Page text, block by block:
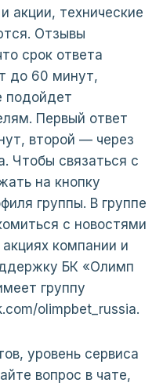
акции, технические
Отзывы
срок ответа
до 60 минут,
подойдет
Первый ответ
второй — через
Чтобы связаться с
на кнопку
группы. В группе
с новостями
компании и
БК «Олимп
группу
olimpbet_russia.
уровень сервиса
вопрос в чате,